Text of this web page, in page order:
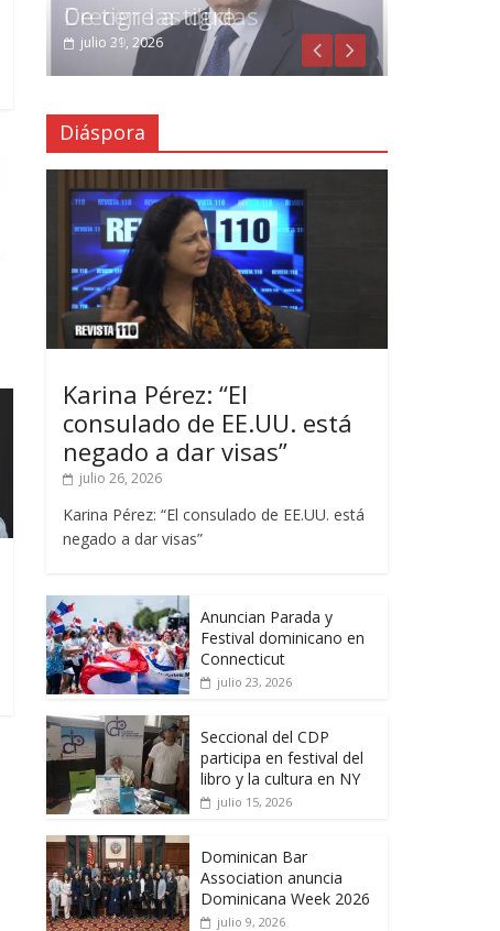
Crecen las dudas
julio 29, 2026
Diáspora
Karina Pérez: “El
consulado de EE.UU. está
negado a dar visas”
julio 26, 2026
Karina Pérez: “El consulado de EE.UU. está
negado a dar visas”
Anuncian Parada y
Festival dominicano en
Connecticut
julio 23, 2026
Seccional del CDP
participa en festival del
libro y la cultura en NY
julio 15, 2026
Dominican Bar
Association anuncia
Dominicana Week 2026
julio 9, 2026